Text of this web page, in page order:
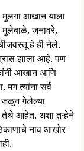
मुलगा आखान याला
जनावरे,
हे ही नेले.
झाला आहे. पण
आखान आणि
मग त्यांना सर्व
जळून गेलेल्या
तेथे आहेत. अशा तऱ्हेने
नाव आखोर